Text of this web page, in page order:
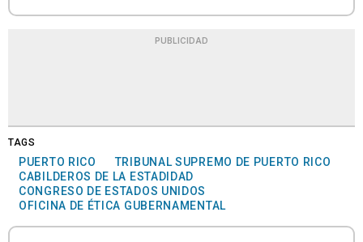
PUBLICIDAD
TAGS
PUERTO RICO
TRIBUNAL SUPREMO DE PUERTO RICO
CABILDEROS DE LA ESTADIDAD
CONGRESO DE ESTADOS UNIDOS
OFICINA DE ÉTICA GUBERNAMENTAL